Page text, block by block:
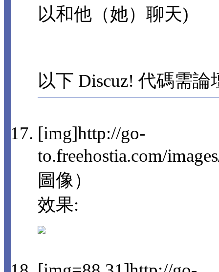
以和他（她）聊天)
以下 Discuz! 代碼需
[img]http://go-
to.freehostia.com/
圖像）
效果: